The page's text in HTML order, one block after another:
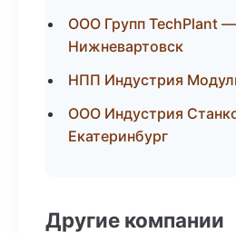
ООО Групп TechPlant —
Нижневартовск
НПП Индустрия
ООО Индустрия
Екатеринбург
Другие компании